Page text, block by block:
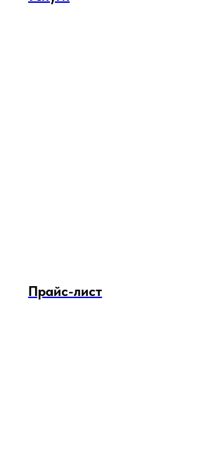
Прайс-лист